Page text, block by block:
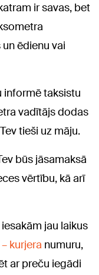
ir savas, bet
ēdienu vai
informē taksistu
vadītājs dodas
tieši uz māju.
būs jāsamaksā
vērtību, kā arī
jau laikus
kurjera numuru,
ar preču iegādi